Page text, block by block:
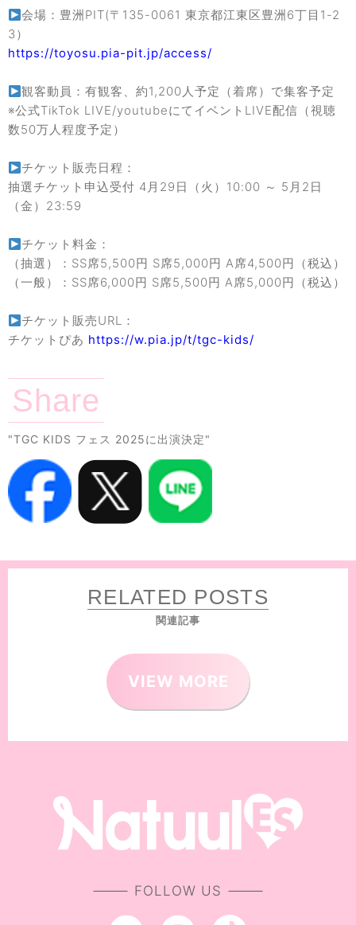
会場：豊洲PIT(〒135-0061 東京都江東区豊洲6丁目1-2
3）
https://toyosu.pia-pit.jp/access/
観客動員：有観客、約1,200人予定（着席）で集客予定
※公式TikTok LIVE/youtubeにてイベントLIVE配信（視聴
数50万人程度予定）
チケット販売日程：
抽選チケット申込受付 4月29日（火）10:00 ～ 5月2日
（金）23:59
チケット料金：
（抽選）：SS席5,500円 S席5,000円 A席4,500円（税込）
（一般）：SS席6,000円 S席5,500円 A席5,000円（税込）
チケット販売URL：
チケットぴあ https://w.pia.jp/t/tgc-kids/
Share
"TGC KIDS フェス 2025に出演決定"
RELATED POSTS
関連記事
VIEW MORE
FOLLOW US